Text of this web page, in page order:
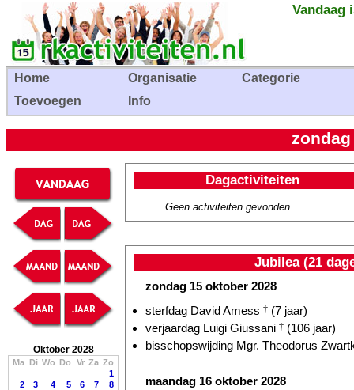
Vandaag
Home Organisatie
Categorie
Toevoegen
Info
Oktober 2028
Ma Di Wo Do Vr Za Zo
1
2
3 4 5 6 7
8
Dagactiviteiten
Geen activiteiten gevonden
Jubilea (21
zondag 15 oktober 2028
sterfdag David Amess † (7 jaar)
verjaardag Luigi Giussani † (106 jaar)
bisschopswijding Mgr. Theodorus
maandag 16 oktober 2028